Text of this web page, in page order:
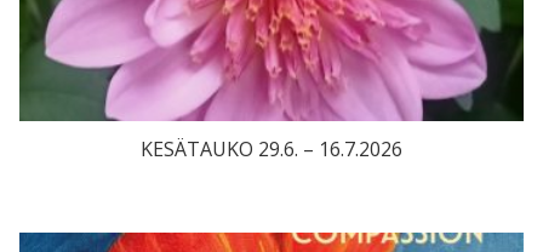
KESÄTAUKO 29.6. – 16.7.2026